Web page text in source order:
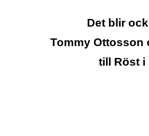
Det blir
Tommy Ottosson
till Röst i